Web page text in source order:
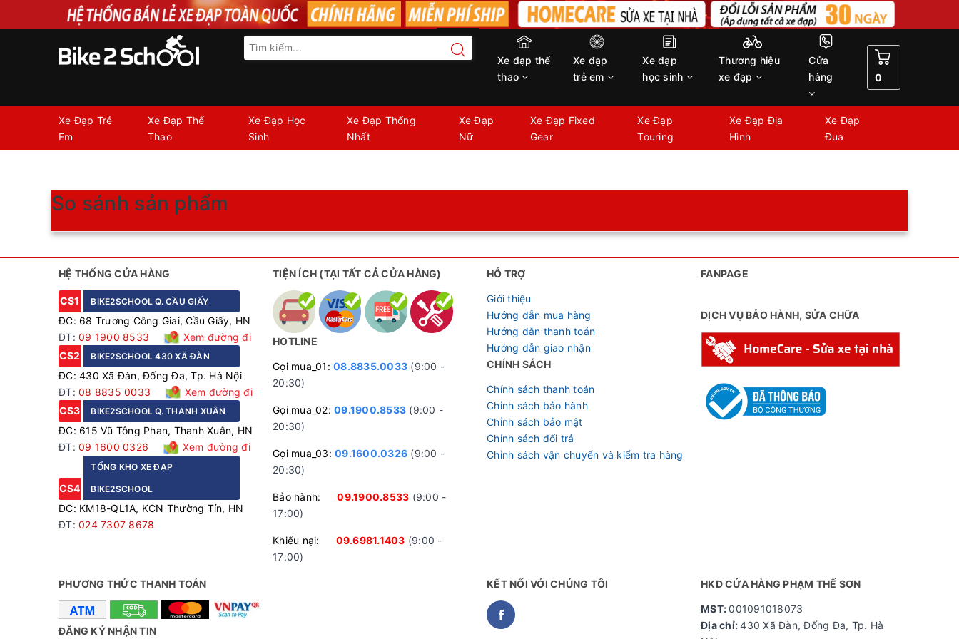
Xe đạp thể
thao
Xe đạp
trẻ em
Xe đạp
học sinh
Thương hiệu
xe đạp
Cửa
hàng
0
Xe Đạp Trẻ
Em
Xe Đạp Thể
Thao
Xe Đạp Học
Sinh
Xe Đạp Thống
Nhất
Xe Đạp
Nữ
Xe Đạp Fixed
Gear
Xe Đạp
Touring
Xe Đạp Địa
Hình
Xe Đạp
Đua
So sánh sản phẩm
HỆ THỐNG CỬA HÀNG
CS1 BIKE2SCHOOL Q. CẦU GIẤY
ĐC: 68 Trương Công Giai, Cầu Giấy, HN
ĐT: 09 1900 8533
Xem đường đi
CS2
BIKE2SCHOOL 430 XÃ ĐÀN
ĐC: 430 Xã Đàn, Đống Đa, Tp. Hà Nội
ĐT: 08 8835 0033
Xem đường đi
CS3
BIKE2SCHOOL Q. THANH XUÂN
ĐC: 615 Vũ Tông Phan, Thanh Xuân, HN
ĐT: 09 1600 0326 Xem đường đi
CS4
TỔNG KHO XE ĐẠP
BIKE2SCHOOL
ĐC: KM18-QL1A, KCN Thường Tín, HN
ĐT: 024 7307 8678
TIỆN ÍCH (TẠI TẤT CẢ CỬA HÀNG)
HOTLINE
Gọi mua_01: 08.8835.0033 (9:00 -
20:30)
Gọi mua_02: 09.1900.8533 (9:00 -
20:30)
Gọi mua_03: 09.1600.0326 (9:00 -
20:30)
Bảo hành:09.1900.8533 (9:00 -
17:00)
Khiếu nại: 09.6981.1403 (9:00 -
17:00)
HỖ TRỢ
Giới thiệu
Hướng dẫn mua hàng
Hướng dẫn thanh toán
Hướng dẫn giao nhận
CHÍNH SÁCH
Chính sách thanh toán
Chỉnh sách bảo hành
Chỉnh sách bảo mật
Chỉnh sách đổi trả
Chỉnh sách vận chuyển và kiểm tra hàng
FANPAGE
DỊCH VỤ BẢO HÀNH, SỬA CHỮA
PHƯƠNG THỨC THANH TOÁN
ĐĂNG KÝ NHẬN TIN
KẾT NỐI VỚI CHÚNG TÔI HKD CỬA HÀNG PHẠM THẾ SƠN
MST:001091018073
Địa chỉ:430 Xã Đàn, Đống Đa, Tp. Hà